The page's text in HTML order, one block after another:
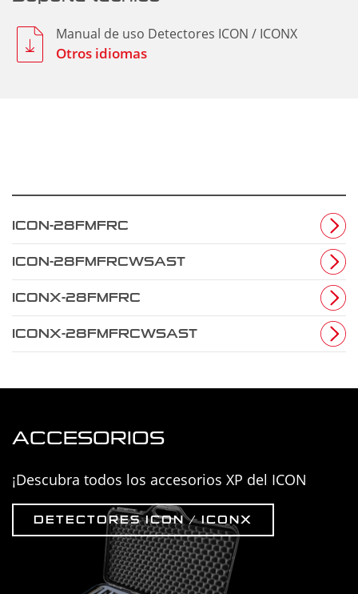
Manual de uso Detectores ICON / ICONX
Otros idiomas
ICON-28FMFRC
ICON-28FMFRCWSAST
ICONX-28FMFRC
ICONX-28FMFRCWSAST
ACCESORIOS
¡Descubra todos los accesorios XP del ICON
DETECTORES ICON / ICONX